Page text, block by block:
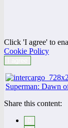
Click 'I agree' to
Cookie Policy
Share this content: